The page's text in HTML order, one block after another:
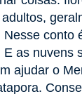
Nesse conto
E as nuvens
ajudar o